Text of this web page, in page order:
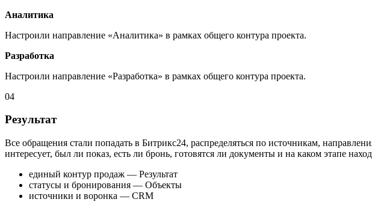
Аналитика
Настроили направление «Аналитика» в рамках общего контура проекта.
Разработка
Настроили направление «Разработка» в рамках общего контура проекта.
04
Результат
Все обращения стали попадать в Битрикс24, распределяться по источникам,
интересует, был ли показ, есть ли бронь, готовятся ли документы и на каком этапе
единый контур продаж — Результат
статусы и бронирования — Объекты
источники и воронка — CRM